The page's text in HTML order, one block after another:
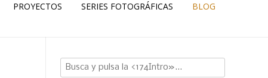
PROYECTOS SERIES FOTOGRÁFICAS BLOG